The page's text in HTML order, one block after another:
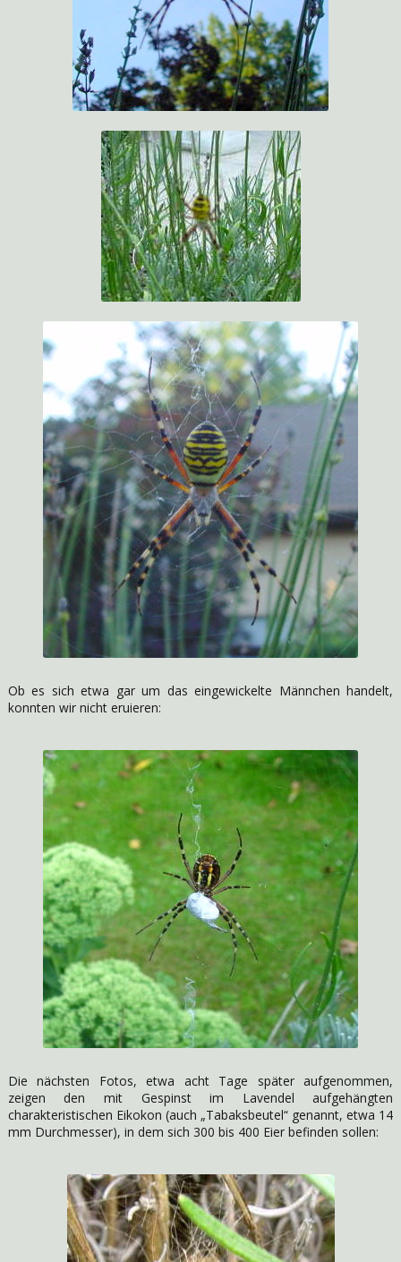
Ob es sich etwa gar um das eingewickelte Männchen handelt,
konnten wir nicht eruieren:
Die nächsten Fotos, etwa acht Tage später aufgenommen,
zeigen den mit Gespinst im Lavendel aufgehängten
charakteristischen Eikokon (auch „Tabaksbeutel“ genannt, etwa 14
mm Durchmesser), in dem sich 300 bis 400 Eier befinden sollen: